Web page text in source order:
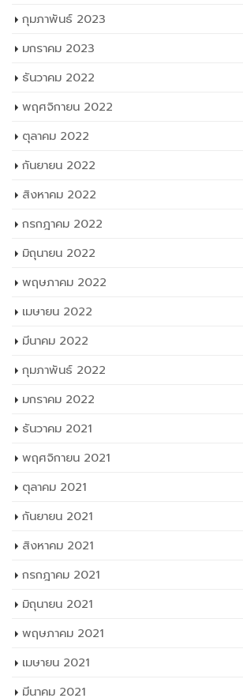
กุมภาพันธ์ 2023
มกราคม 2023
ธันวาคม 2022
พฤศจิกายน 2022
ตุลาคม 2022
กันยายน 2022
สิงหาคม 2022
กรกฎาคม 2022
มิถุนายน 2022
พฤษภาคม 2022
เมษายน 2022
มีนาคม 2022
กุมภาพันธ์ 2022
มกราคม 2022
ธันวาคม 2021
พฤศจิกายน 2021
ตุลาคม 2021
กันยายน 2021
สิงหาคม 2021
กรกฎาคม 2021
มิถุนายน 2021
พฤษภาคม 2021
เมษายน 2021
มีนาคม 2021